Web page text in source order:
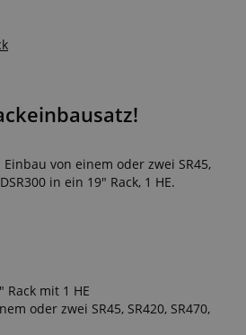
von einem oder zwei SR45,
in ein 19" Rack, 1 HE.
Rack mit 1 HE
oder zwei SR45, SR420, SR470,